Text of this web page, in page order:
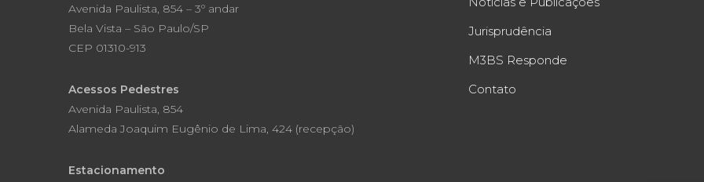
Avenida Paulista, 854 – 3º andar
Bela Vista – São Paulo/SP
CEP 01310-913
Acessos Pedestres
Avenida Paulista, 854
Alameda Joaquim Eugênio de Lima, 424 (recepção)
Estacionamento
Jurisprudência
M3BS Responde
Contato